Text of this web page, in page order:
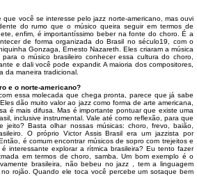
você se interesse pelo jazz norte-americano, mas ouvi
do rumo que o músico queira seguir em termos de
enfim, é importantíssimo beber na fonte do choro. É a
de forma organizada do Brasil no século19, com o
Gonzaga, Ernesto Nazareth. Eles criaram a música
o músico brasileiro conhecer essa cultura do choro,
e dali você pode expandir. A maioria dos compositores,
da maneira tradicional.
e o norte-americano?
essa molecada que chega pronta, parece que já sabe
dão muito valor ao jazz como forma de arte americana,
é mais difusa. Mas é importante pontuar que existe uma
inclusive instrumental. Vale até como reflexão, para que
Basta olhar nossas músicas: choro, frevo, baião,
O próprio Victor Assis Brasil era um jazzista por
é comum encontrar músicos de sopro com trejeitos e
interessante explorar a rítmica brasileira? Eu tento fazer
em termos de choro, samba. Um bom exemplo é o
brasileira, não bebeu no jazz , tem a linguagem
rojão. Quando ele toca você percebe um sotaque bem